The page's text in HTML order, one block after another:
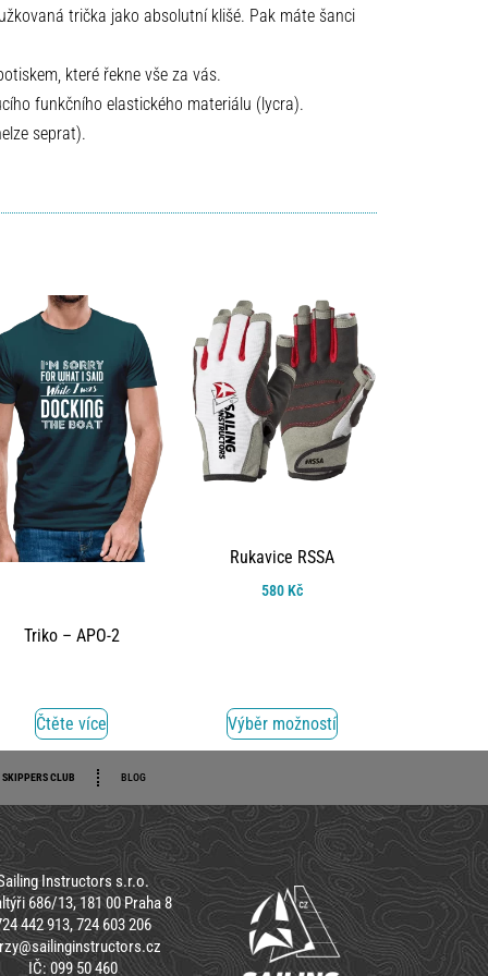
trička jako absolutní klišé. Pak máte šanci
které řekne vše za vás.
funkčního elastického materiálu (lycra).
seprat).
Triko – APO-2
Čtěte více
Rukavice RSSA
580Kč
Výběr možností
SKIPPERS CLUB BLOG
Instructors s.r.o.
686/13, 181 00 Praha 8
442 913, 724 603 206
IČ: 099 50 460